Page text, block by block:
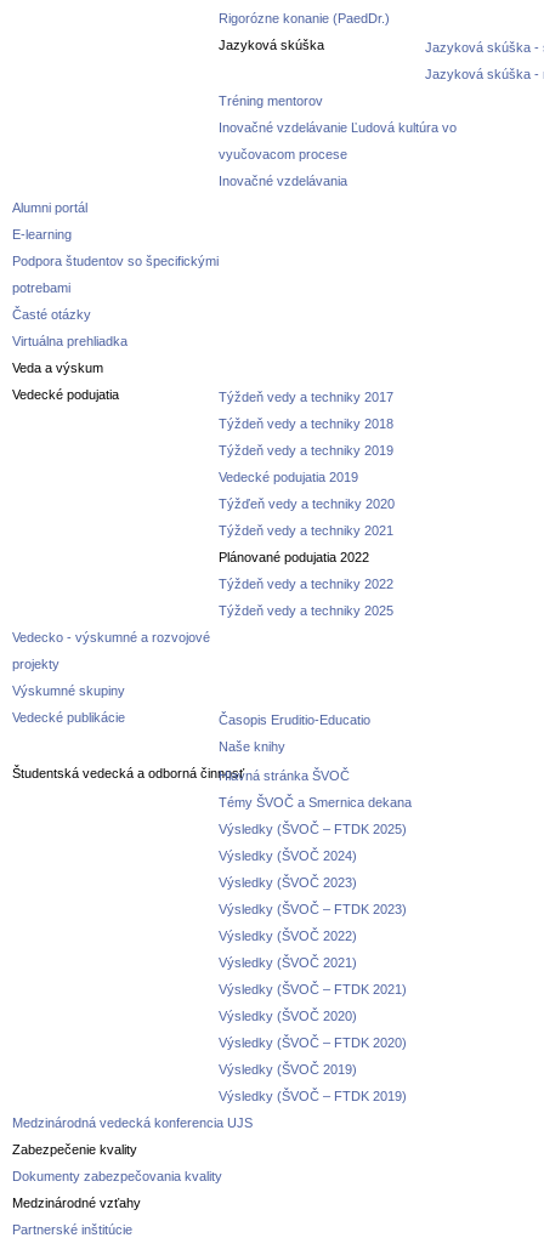
Rigorózne konanie (PaedDr.)
Jazyková skúška
Jazyková skúška -
Jazyková skúška -
Tréning mentorov
Inovačné vzdelávanie Ľudová kultúra vo
vyučovacom procese
Inovačné vzdelávania
Alumni portál
E-learning
Podpora študentov so špecifickými
potrebami
Časté otázky
Virtuálna prehliadka
Veda a výskum
Vedecké podujatia
Týždeň vedy a techniky 2017
Týždeň vedy a techniky 2018
Týždeň vedy a techniky 2019
Vedecké podujatia 2019
Týžďeň vedy a techniky 2020
Týždeň vedy a techniky 2021
Plánované podujatia 2022
Týždeň vedy a techniky 2022
Týždeň vedy a techniky 2025
Vedecko - výskumné a rozvojové
projekty
Výskumné skupiny
Vedecké publikácie
Časopis Eruditio-Educatio
Naše knihy
Študentská vedecká a odborná činnosťHlavná stránka ŠVOČ
Témy ŠVOČ a Smernica dekana
Výsledky (ŠVOČ – FTDK 2025)
Výsledky (ŠVOČ 2024)
Výsledky (ŠVOČ 2023)
Výsledky (ŠVOČ – FTDK 2023)
Výsledky (ŠVOČ 2022)
Výsledky (ŠVOČ 2021)
Výsledky (ŠVOČ – FTDK 2021)
Výsledky (ŠVOČ 2020)
Výsledky (ŠVOČ – FTDK 2020)
Výsledky (ŠVOČ 2019)
Výsledky (ŠVOČ – FTDK 2019)
Medzinárodná vedecká konferencia UJS
Zabezpečenie kvality
Dokumenty zabezpečovania kvality
Medzinárodné vzťahy
Partnerské inštitúcie